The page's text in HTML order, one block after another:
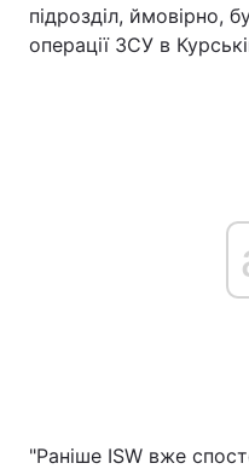
підрозділ, ймовірно,
операції ЗСУ в
"Раніше ISW вже